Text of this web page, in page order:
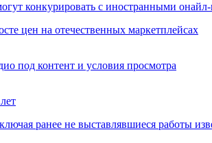
конкурировать с иностранными
под контент и условия просмотра
ранее не выставлявшиеся работы